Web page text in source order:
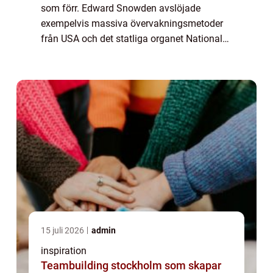
som förr. Edward Snowden avslöjade
exempelvis massiva övervakningsmetoder
från USA och det statliga organet National
15 juli 2026 admin
inspiration
Teambuilding stockholm som skapar